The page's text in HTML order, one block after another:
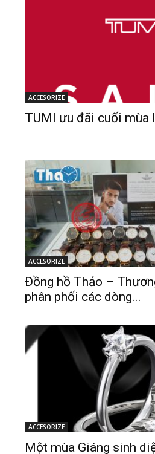
ACCESORIZE
TUMI ưu đãi cuối mùa
ACCESORIZE
Đồng hồ Thảo –
phân phối các dòng...
ACCESORIZE
Một mùa Giáng sinh